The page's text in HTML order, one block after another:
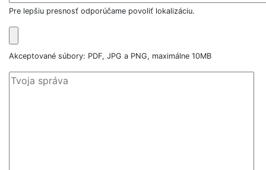
Pre lepšiu presnosť odporúčame povoliť lokalizáciu.
Akceptované súbory: PDF, JPG a PNG, maximálne 10MB